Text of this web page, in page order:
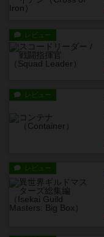
レビュー
レビュー
レビュー